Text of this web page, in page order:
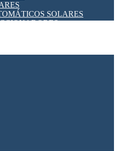
SOLARES
SPDS PARA